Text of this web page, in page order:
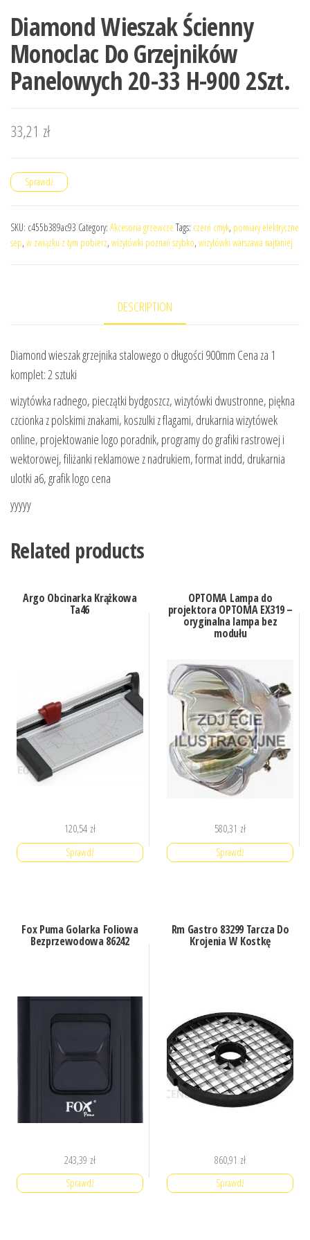
Diamond Wieszak Ścienny
Monoclac Do Grzejników
Panelowych 20-33 H-900 2Szt.
33,21 zł
Sprawdź
SKU: c455b389ac93 Category: Akcesoria grzewcze Tags: czerń cmyk, pomiary elektryczne
sep, w związku z tym pobierz, wizytówki poznań szybko, wizytówki warszawa najtaniej
DESCRIPTION
Diamond wieszak grzejnika stalowego o długości 900mm Cena za 1
komplet: 2 sztuki
wizytówka radnego, pieczątki bydgoszcz, wizytówki dwustronne, piękna
czcionka z polskimi znakami, koszulki z flagami, drukarnia wizytówek
online, projektowanie logo poradnik, programy do grafiki rastrowej i
wektorowej, filiżanki reklamowe z nadrukiem, format indd, drukarnia
ulotki a6, grafik logo cena
yyyyy
Related products
Argo Obcinarka Krążkowa
Ta46
120,54 zł
Sprawdź
OPTOMA Lampa do
projektora OPTOMA EX319 –
oryginalna lampa bez
modułu
580,31 zł
Sprawdź
Fox Puma Golarka Foliowa
Bezprzewodowa 86242
243,39 zł
Sprawdź
Rm Gastro 83299 Tarcza Do
Krojenia W Kostkę
860,91 zł
Sprawdź